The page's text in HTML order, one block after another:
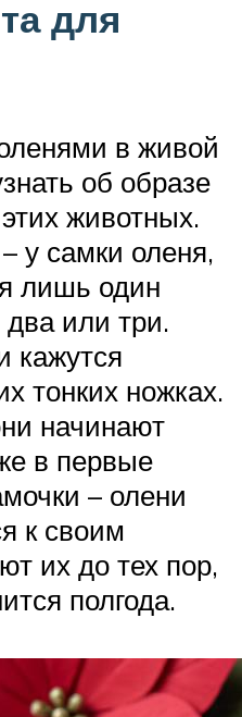
для
в живой
об образе
животных.
у самки оленя,
лишь один
или три.
тонких ножках.
начинают
в первые
– олени
к своим
их до тех пор,
полгода.